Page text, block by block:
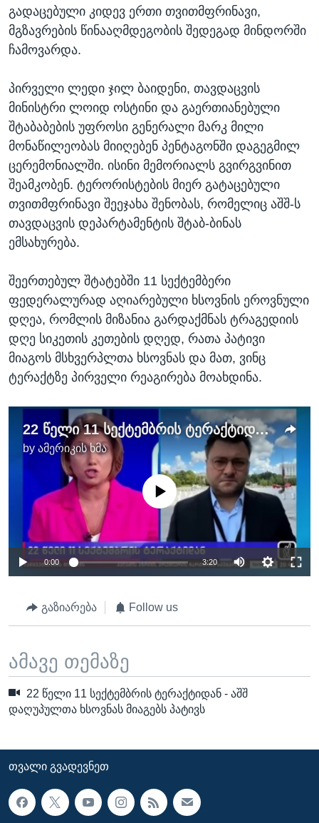
გადაცებული კიდევ ერთი თვითმფრინავი,
მგზავრების წინააღმდეგობის შედეგად მინდორში
ჩამოვარდა.
პირველი ლედი ჯილ ბაიდენი, თავდაცვის
მინისტრი ლოიდ ოსტინი და გაერთიანებული
შტაბაბების უფროსი გენერალი მარკ მილი
მონაწილეობას მიიღებენ პენტაგონში დაგეგმილ
ცერემონიალში. ისინი მემორიალს გვირგვინით
შეამკობენ. ტერორისტების მიერ გატაცებული
თვითმფრინავი შეეჯახა შენობას, რომელიც აშშ-ს
თავდაცვის დეპარტამენტის შტაბ-ბინას
ემსახურება.
შეერთებულ შტატებში 11 სექტემბერი
ფედერალურად აღიარებული ხსოვნის ეროვნული
დღეა, რომლის მიზანია გარდაქმნას ტრაგედიის
დღე სიკეთის კეთების დღედ, რათა პატივი
მიაგოს მსხვერპლთა ხსოვნას და მათ, ვინც
ტერაქტზე პირველი რეაგირება მოახდინა.
22 წელი 11 სექტემბრის ტერაქტიდან - აშშ დაღუპულთა ხსოვნას მიაგებს პატივს
by ამერიკის ხმა
No media source currently available
0:00 3:20
გაზიარება Follow us
ამავე თემაზე
22 წელი 11 სექტემბრის ტერაქტიდან - აშშ
დაღუპულთა ხსოვნას მიაგებს პატივს
ᲗᲕᲐᲚᲘ ᲒᲕᲐᲓᲔᲕᲜᲔᲗ